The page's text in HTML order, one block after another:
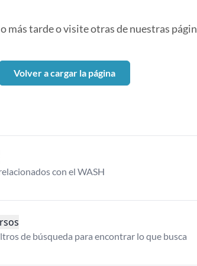
más tarde o visite otras de nuestras
Volver a cargar la página
con el WASH
de búsqueda para encontrar lo que busca